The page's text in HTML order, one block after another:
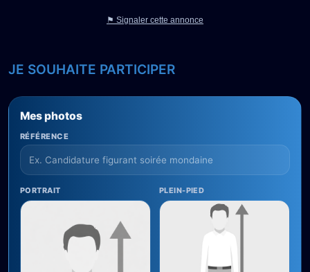
⚑ Signaler cette annonce
JE SOUHAITE PARTICIPER
Mes photos
RÉFÉRENCE
PORTRAIT PLEIN-PIED